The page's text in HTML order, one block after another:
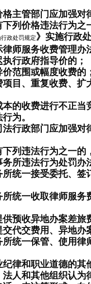
主管部门应加强对
价格违法行为之
政处罚规定 》实施行政
服务收费管理办
行政府指导价的；
范围或幅度收费的
、重复收费、扩
的收费进行不正当
为。
行政部门应加强对
违法行为之一的
所违法行为处罚办
一接受委托、签
一收取律师服务
收异地办案差旅
代交费用、异地办
一保管、使用律
律和职业道德的其
人和其他组织认为